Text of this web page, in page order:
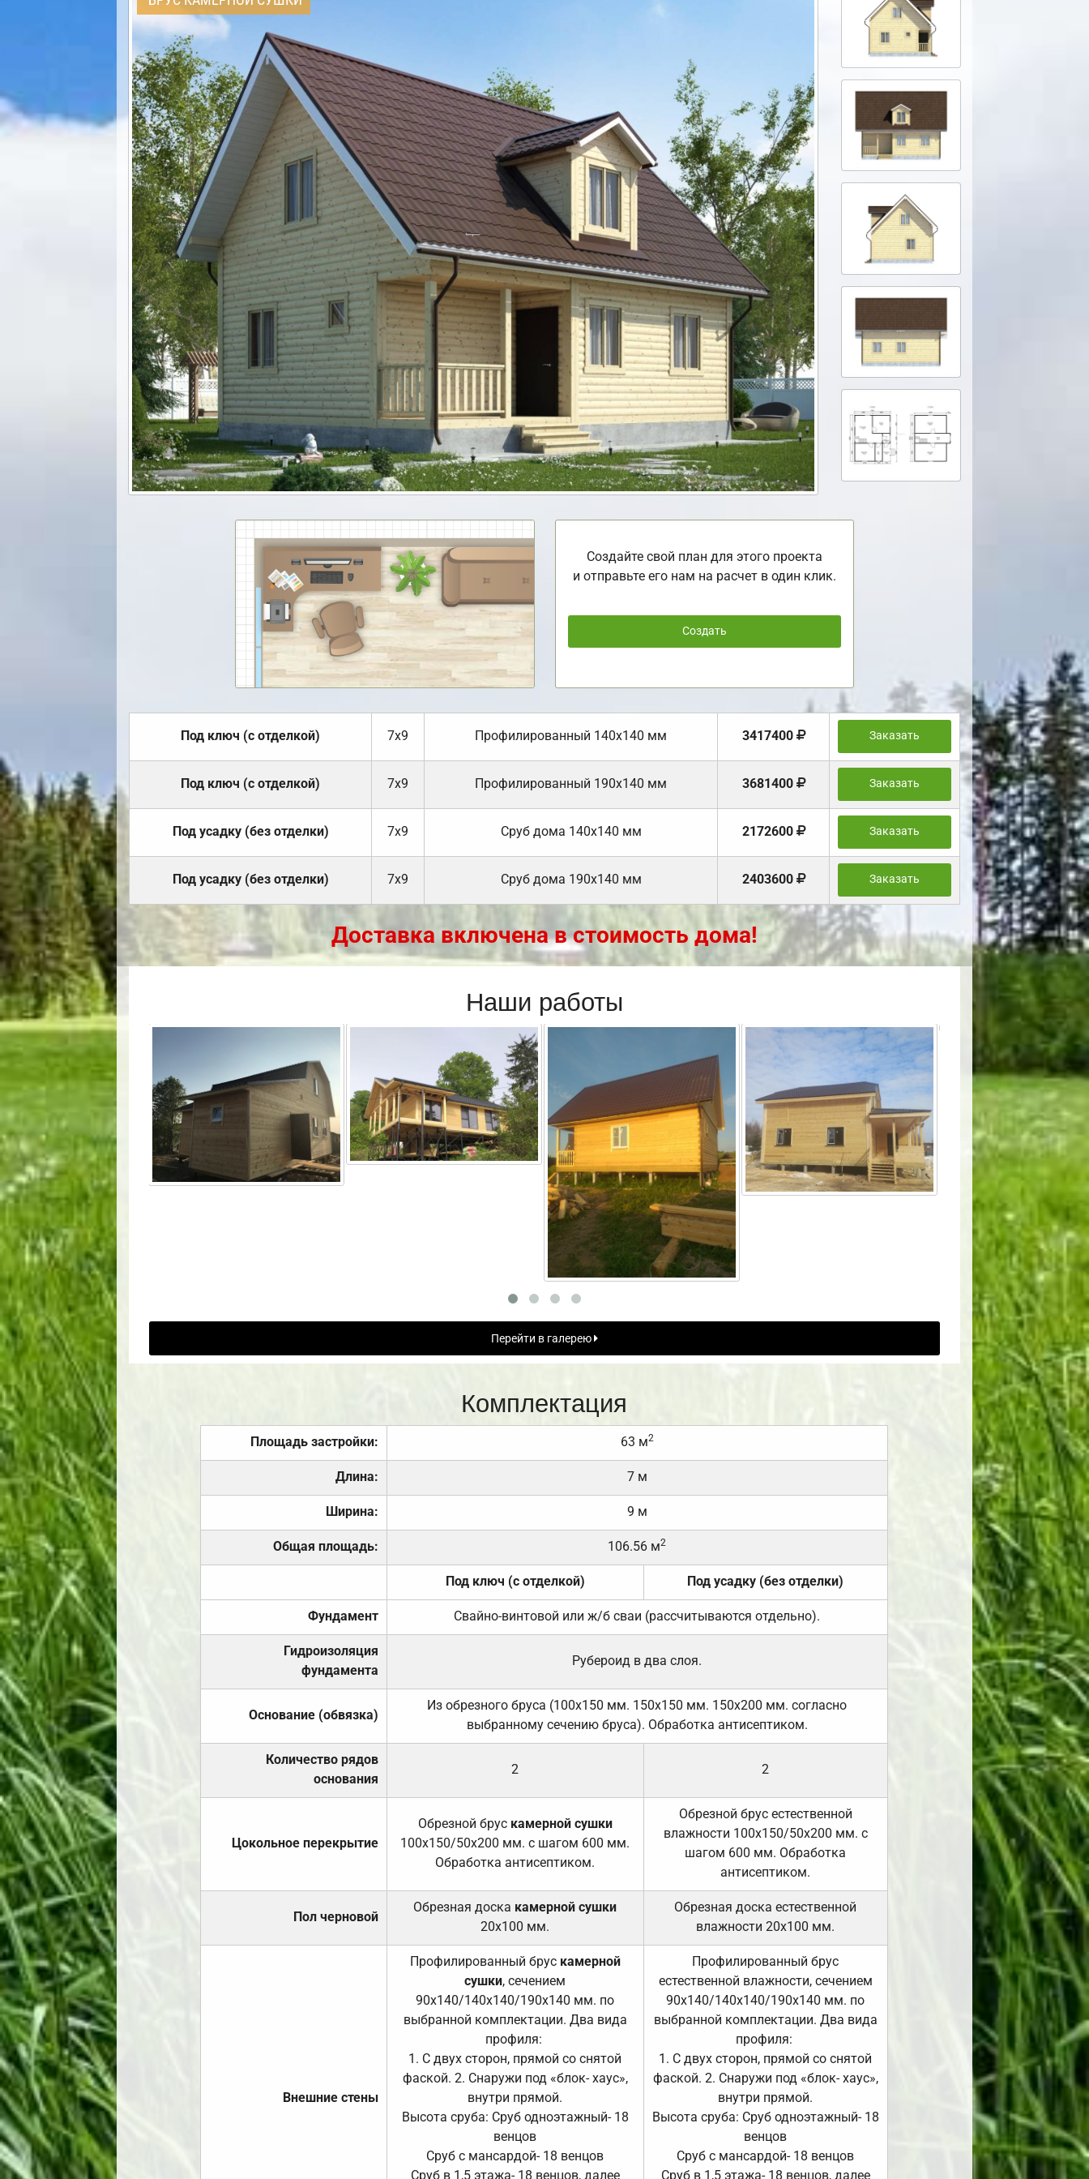
Создайте свой план для этого проекта
и отправьте его нам на расчет в один клик.
Создать
Под ключ (с отделкой) 7х9 Профилированный 140х140 мм 3417400 Заказать
Под ключ (с отделкой) 7х9 Профилированный 190х140 мм 3681400 Заказать
Под усадку (без отделки) 7х9 Cруб дома 140х140 мм 2172600 Заказать
Под усадку (без отделки) 7х9 Cруб дома 190х140 мм 2403600 Заказать
Доставка включена в стоимость дома!
Наши работы
Перейти в галерею
Комплектация
Площадь застройки: 63 м2
Длина: 7 м
Ширина: 9 м
Общая площадь: 106.56 м2
Под ключ (с отделкой) Под усадку (без отделки)
Фундамент Свайно-винтовой или ж/б сваи (рассчитываются отдельно).
Гидроизоляция
фундамента
Рубероид в два слоя.
Основание (обвязка)
Из обрезного бруса (100х150 мм. 150х150 мм. 150х200 мм. согласно
выбранному сечению бруса). Обработка антисептиком.
Количество рядов
основания
2 2
Цокольное перекрытие
Обрезной брус камерной сушки
100х150/50х200 мм. с шагом 600 мм.
Обработка антисептиком.
Обрезной брус естественной
влажности 100х150/50х200 мм. с
шагом 600 мм. Обработка
антисептиком.
Пол черновой
Обрезная доска камерной сушки
20х100 мм.
Обрезная доска естественной
влажности 20х100 мм.
Внешние стены
Профилированный брус камерной
сушки, сечением
90х140/140х140/190х140 мм. по
выбранной комплектации. Два вида
профиля:
1. С двух сторон, прямой со снятой
фаской. 2. Снаружи под «блок- хаус»,
внутри прямой.
Высота сруба: Сруб одноэтажный- 18
венцов
Сруб с мансардой- 18 венцов
Сруб в 1,5 этажа- 18 венцов, далее
Профилированный брус
естественной влажности, сечением
90х140/140х140/190х140 мм. по
выбранной комплектации. Два вида
профиля:
1. С двух сторон, прямой со снятой
фаской. 2. Снаружи под «блок- хаус»,
внутри прямой.
Высота сруба: Сруб одноэтажный- 18
венцов
Сруб с мансардой- 18 венцов
Сруб в 1,5 этажа- 18 венцов, далее